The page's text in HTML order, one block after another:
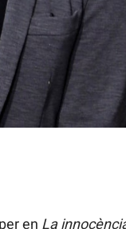
amb un total de
en La